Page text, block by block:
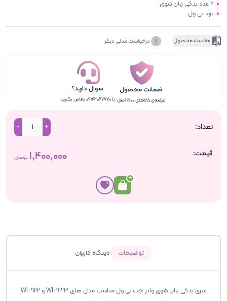
برند بی ول
مقایسه محصول درخواست مدلی دیگر
ضمانت محصول
عرضه‌ی کالاهای ۱۰۰٪ اصل
سوال دارید؟
با ۰۹۱۴۲۰۶۷۷۷۰ تماس بگیرید
تعداد: +
-
قیمت: ۱٬۴۰۰٬۰۰۰ تومان
توضیحات دیدگاه کاربران
سری یدکی زبان شوی واتر جت بی ول مناسب مدل های WI-933 و WI-922